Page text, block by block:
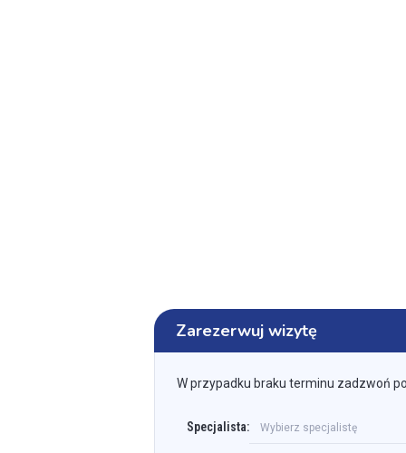
Zarezerwuj wizytę
W przypadku braku terminu zadzwoń
Specjalista: Wybierz specjalistę